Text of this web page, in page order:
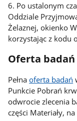
6. Po ustalonym
Oddziale
Żelaznej, okienko
korzystając z kodu
Oferta badań
Pełnaoferta badań
Punkcie Pobrań
odwrocie zlecenia
części Materiały,